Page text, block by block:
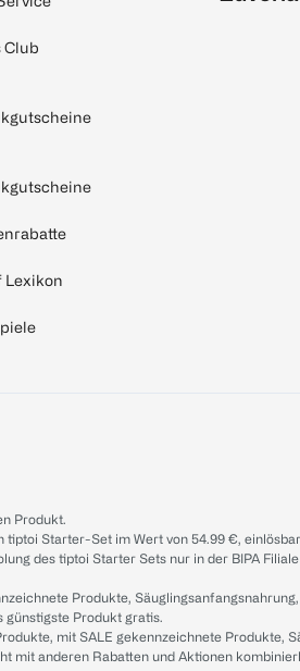
Club
Lexikon
Produkt.
Starter-Set im Wert von 54.99 €,
des tiptoi Starter Sets nur in der BIPA
Produkte,
günstigste Produkt gratis.
mit SALE gekennzeichnete
mit anderen Rabatten und Aktionen